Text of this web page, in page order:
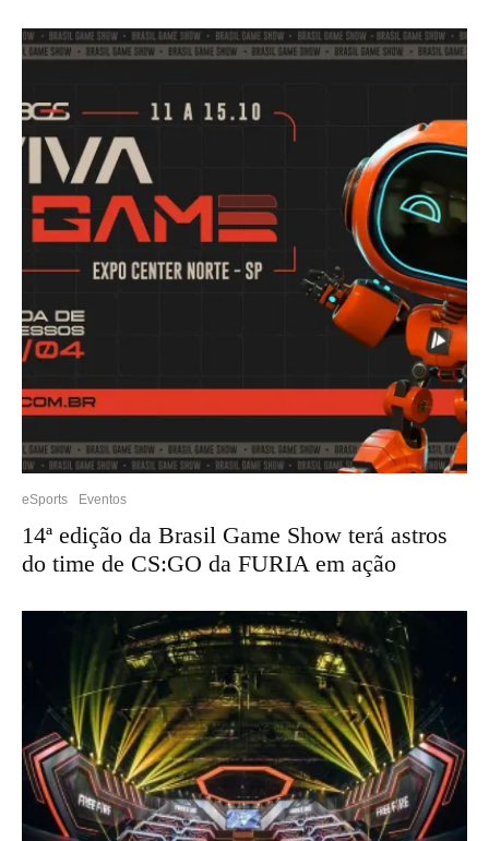
eSports Eventos
14ª edição da Brasil Game Show terá astros
do time de CS:GO da FURIA em ação